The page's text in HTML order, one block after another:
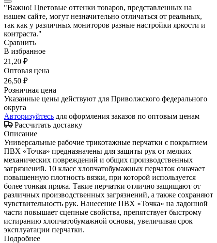
"Важно! Цветовые оттенки товаров, представленных на
нашем сайте, могут незначительно отличаться от реальных,
так как у различных мониторов разные настройки яркости и
контраста."
Сравнить
В избранное
21,20 ₽
Оптовая цена
26,50 ₽
Розничная цена
Указанные цены действуют для Приволжского федерального
округа
Авторизуйтесь для оформления заказов по оптовым ценам
Рассчитать доставку
Описание
Универсальные рабочие трикотажные перчатки с покрытием
ПВХ «Точка» предназначены для защиты рук от мелких
механических повреждений и общих производственных
загрязнений. 10 класс хлопчатобумажных перчаток означает
повышенную плотность вязки, при которой используется
более тонкая пряжа. Такие перчатки отлично защищают от
различных производственных загрязнений, а также сохраняют
чувствительность рук. Нанесение ПВХ «Точка» на ладонной
части повышает сцепные свойства, препятствует быстрому
истиранию хлопчатобумажной основы, увеличивая срок
эксплуатации перчатки.
Подробнее